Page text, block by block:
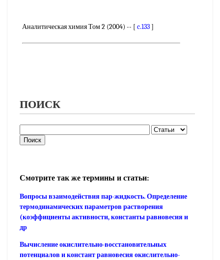
Аналитическая химия Том 2 (2004) -- [ c.133]
ПОИСК
Смотрите так же термины и статьи:
Вопросы взаимодействия пар-жидкость. Определение
термодинамических параметров растворения
(коэффициенты активности, константы равновесия и
др
Вычисление окислительно-восстановительных
потенциалов и констант равновесия окислительно-